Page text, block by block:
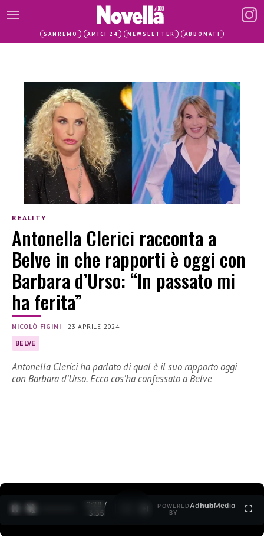
SANREMO AMICI 24 NEWSLETTER ABBONATI
REALITY
Antonella Clerici racconta a
Belve in che rapporti è oggi con
Barbara d’Urso: “In passato mi
ha ferita”
NICOLÒ FIGINI | 23 APRILE 2024
BELVE
Antonella Clerici ha parlato di qual è il suo rapporto oggi
con Barbara d’Urso. Ecco cos’ha confessato a Belve
0:30 /
3:35
POWERED
BY
AdhubMedia